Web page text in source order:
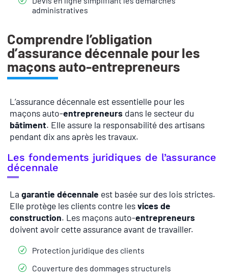
administratives
Comprendre l’obligation
d’assurance décennale pour les
maçons auto-entrepreneurs
L’assurance décennale est essentielle pour les
maçons auto-entrepreneurs dans le secteur du
bâtiment. Elle assure la responsabilité des artisans
pendant dix ans après les travaux.
Les fondements juridiques de l’assurance
décennale
La garantie décennale est basée sur des lois strictes.
Elle protège les clients contre lesvices de
construction. Les maçons auto-entrepreneurs
doivent avoir cette assurance avant de travailler.
Protection juridique des clients
Couverture des dommages structurels